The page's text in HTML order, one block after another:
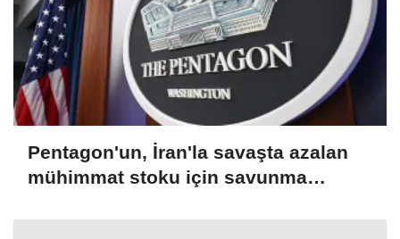
Pentagon'un, İran'la savaşta azalan
mühimmat stoku için savunma